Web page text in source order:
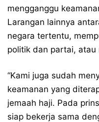
mengganggu
Larangan lainnya
negara tertentu,
politik dan partai, atau
“Kami juga sudah
keamanan yang
jemaah haji. Pada
siap bekerja sama